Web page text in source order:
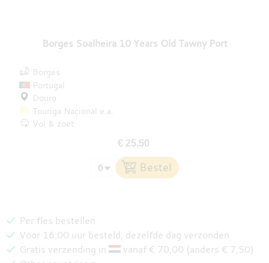
Borges Soalheira 10 Years Old Tawny Port
Borges
Portugal
Douro
Touriga Nacional e.a.
Vol & zoet
€ 25,50
Per fles bestellen
Voor 16:00 uur besteld, dezelfde dag verzonden
Gratis verzending in
vanaf € 70,00 (anders € 7,50)